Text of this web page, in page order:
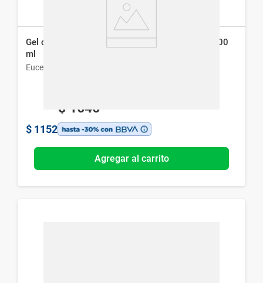
Gel de Limpieza Facial Eucerin Dermatoclean x 200
ml
Eucerin
$ 1646
$ 1152
Agregar al carrito